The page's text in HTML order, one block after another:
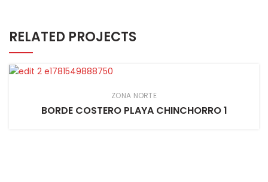
RELATED PROJECTS
ZONA NORTE
BORDE COSTERO PLAYA CHINCHORRO 1